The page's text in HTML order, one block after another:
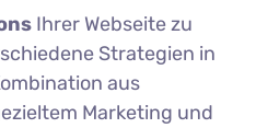
Ihrer Webseite zu
Strategien in
aus
Marketing und